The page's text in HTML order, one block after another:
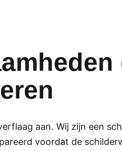
aan. Wij zijn een
voordat de